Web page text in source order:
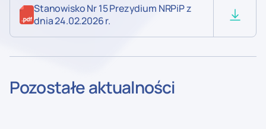
Stanowisko Nr 15 Prezydium NRPiP z
dnia 24.02.2026 r.
Pozostałe aktualności